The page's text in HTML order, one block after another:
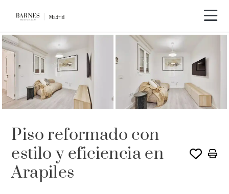
Piso reformado con
estilo y eficiencia en
Arapiles